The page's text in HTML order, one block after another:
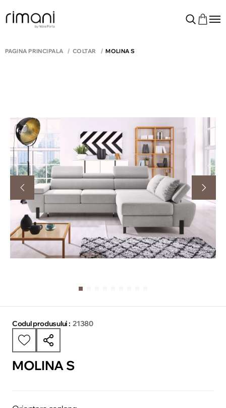
PAGINA PRINCIPALĂ COLTAR MOLINA S
Codul produsului : 21380
MOLINA S